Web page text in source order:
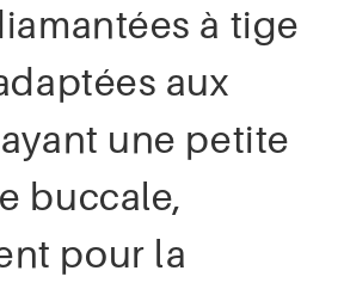
à tige
aux
une petite
buccale,
pour la